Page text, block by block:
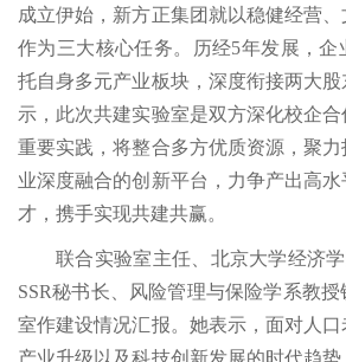
成立伊始，新方正集团就以稳健经营
作为三大核心任务。历经5年发展，企
托自身多元产业板块，深度衔接两大
示，此次共建实验室是双方深化校企
重要实践，将整合多方优质资源，聚
业深度融合的创新平台，力争产出高
才，携手实现共建共赢。
联合实验室主任、北京大学经济
SSR秘书长、风险管理与保险学系教
室作建设情况汇报。她表示，面对人
产业升级以及科技创新发展的时代趋